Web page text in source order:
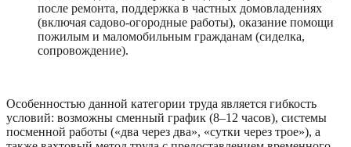
после ремонта, поддержка в частных домовладениях
(включая садово-огородные работы), оказание помощи
пожилым и маломобильным гражданам (сиделка,
сопровождение).
Особенностью данной категории труда является гибкость
условий: возможны сменный график (8–12 часов), системы
посменной работы («два через два», «сутки через трое»), а